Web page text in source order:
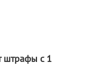
штрафы с 1